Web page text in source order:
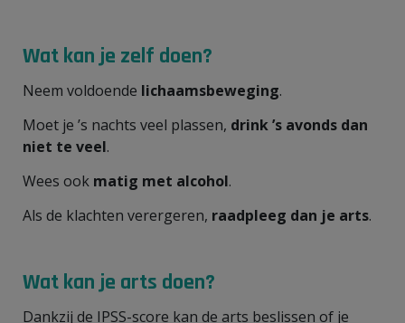
Wat kan je zelf doen?
Neem voldoende lichaamsbeweging.
Moet je ’s nachts veel plassen, drink ’s avonds dan
niet te veel.
Wees ook matig met alcohol.
Als de klachten verergeren, raadpleeg dan je arts.
Wat kan je arts doen?
Dankzij de IPSS-score kan de arts beslissen of je